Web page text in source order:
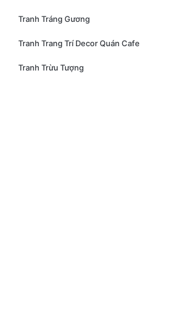
Tranh Tráng Gương
Tranh Trang Trí Decor Quán Cafe
Tranh Trừu Tượng